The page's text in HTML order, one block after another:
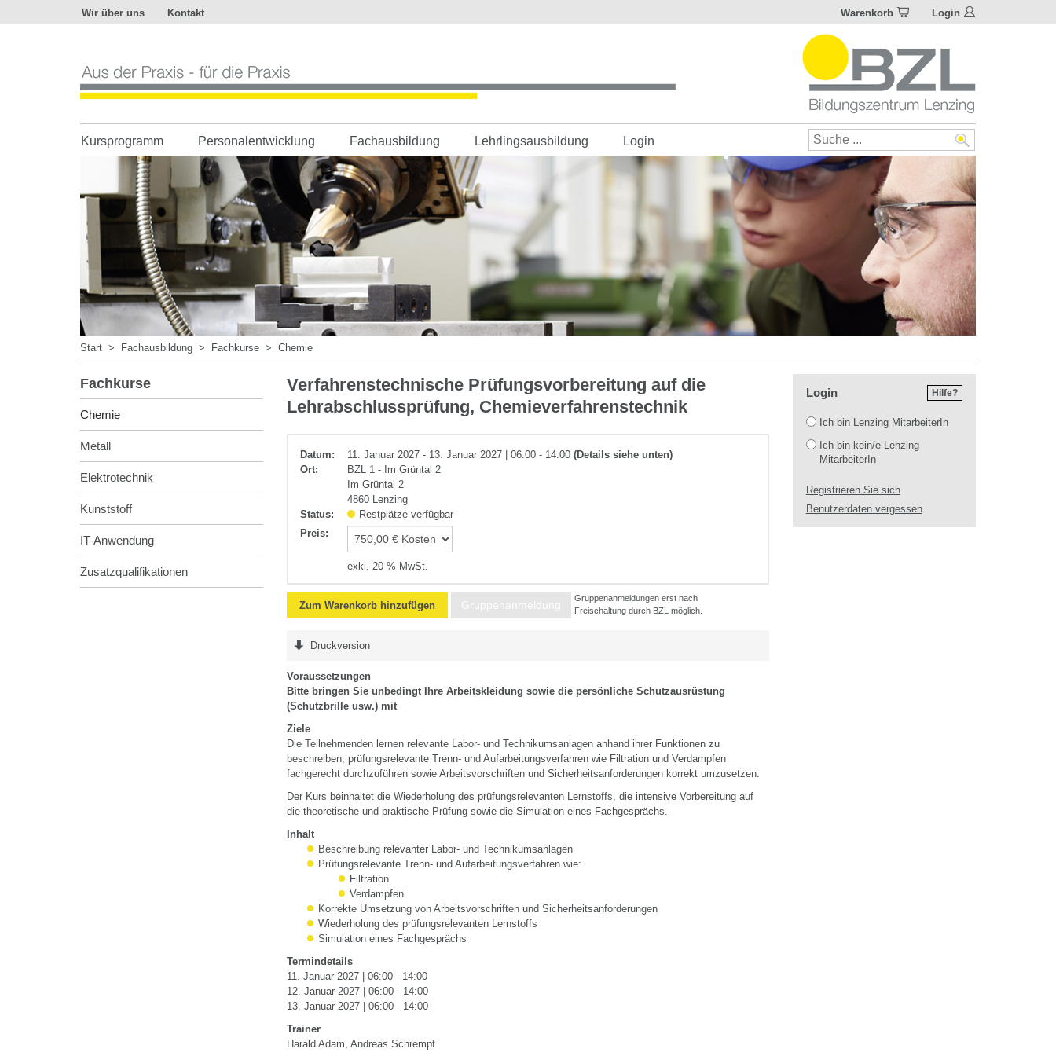
Wir über uns Kontakt Warenkorb Login
der
Praxis
-
die
Praxis
Kursprogramm Personalentwicklung Fachausbildung Lehrlingsausbildung Login
Start > Fachausbildung > Fachkurse > Chemie
Fachkurse
Chemie
Metall
Elektrotechnik
Kunststoff
IT-Anwendung
Zusatzqualifikationen
Chemie
Verfahrenstechnische Prüfungsvorbereitung auf die
Lehrabschlussprüfung, Chemieverfahrenstechnik
Datum: 11. Januar 2027 - 13. Januar 2027 | 06:00 - 14:00(Details siehe unten)
Ort:
BZL 1 - Im Grüntal 2
Im Grüntal 2
4860 Lenzing
Status:
Restplätze verfügbar
Preis:
exkl. 20 % MwSt.
Zum Warenkorb hinzufügen Gruppenanmeldung
Gruppenanmeldungen erst nach
Freischaltung durch BZL möglich.
Druckversion
Voraussetzungen
Bitte bringen Sie unbedingt Ihre Arbeitskleidung sowie die persönliche Schutzausrüstung
(Schutzbrille usw.) mit
Ziele
Die Teilnehmenden lernen relevante Labor- und Technikumsanlagen anhand ihrer Funktionen zu
beschreiben, prüfungsrelevante Trenn- und Aufarbeitungsverfahren wie Filtration und Verdampfen
fachgerecht durchzuführen sowie Arbeitsvorschriften und Sicherheitsanforderungen korrekt umzusetzen.
Der Kurs beinhaltet die Wiederholung des prüfungsrelevanten Lernstoffs, die intensive Vorbereitung auf
die theoretische und praktische Prüfung sowie die Simulation eines Fachgesprächs.
Inhalt
Beschreibung relevanter Labor- und Technikumsanlagen
Prüfungsrelevante Trenn- und Aufarbeitungsverfahren wie:
Filtration
Verdampfen
Korrekte Umsetzung von Arbeitsvorschriften und Sicherheitsanforderungen
Wiederholung des prüfungsrelevanten Lernstoffs
Simulation eines Fachgesprächs
Termindetails
11. Januar 2027 | 06:00 - 14:00
12. Januar 2027 | 06:00 - 14:00
13. Januar 2027 | 06:00 - 14:00
Trainer
Harald Adam, Andreas Schrempf
Hilfe?
Login
Ich bin Lenzing MitarbeiterIn
Ich bin kein/e Lenzing
MitarbeiterIn
Registrieren Sie sich
Benutzerdaten vergessen